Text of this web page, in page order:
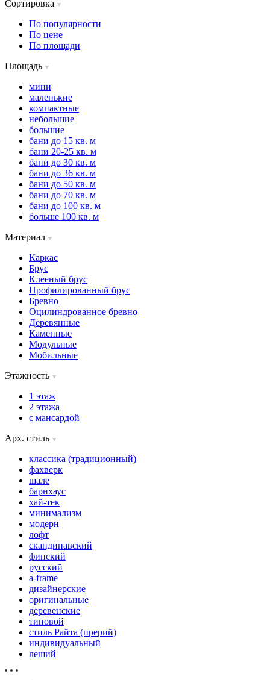
Сортировка
По популярности
По цене
По площади
Площадь
мини
маленькие
компактные
небольшие
большие
бани до 15 кв. м
бани 20-25 кв. м
бани до 30 кв. м
бани до 36 кв. м
бани до 50 кв. м
бани до 70 кв. м
бани до 100 кв. м
больше 100 кв. м
Материал
Каркас
Брус
Клееный брус
Профилированный брус
Бревно
Оцилиндрованное бревно
Деревянные
Каменные
Модульные
Мобильные
Этажность
1 этаж
2 этажа
с мансардой
Арх. стиль
классика (традиционный)
фахверк
шале
барнхаус
хай-тек
минимализм
модерн
лофт
скандинавский
финский
русский
a-frame
дизайнерские
оригинальные
деревенские
типовой
стиль Райта (прерий)
индивидуальный
леший